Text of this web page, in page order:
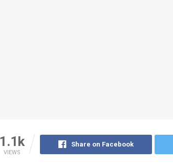
1.1k
VIEWS
Share on Facebook